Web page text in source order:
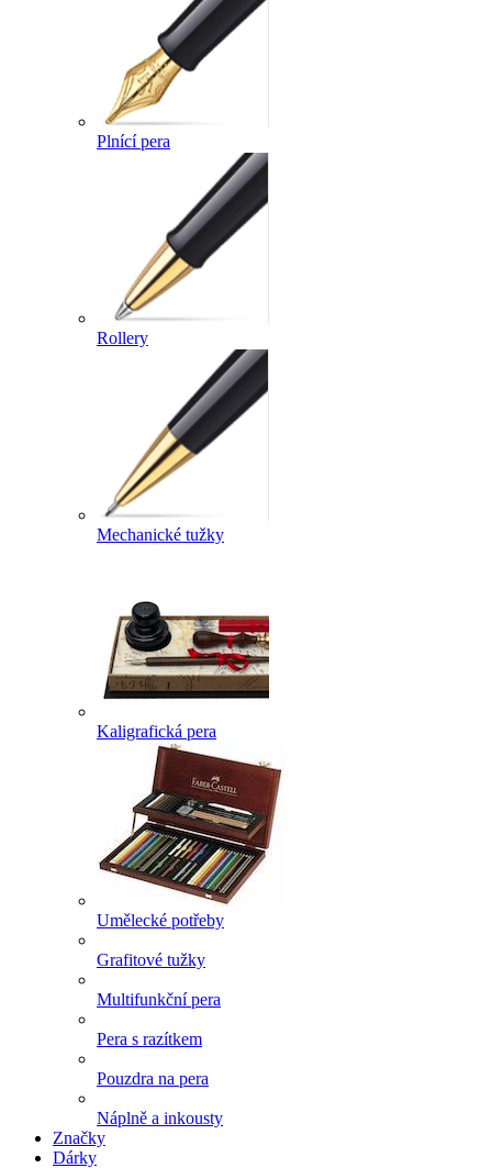
Plnící pera
Rollery
Mechanické tužky
Kaligrafická pera
Umělecké potřeby
Grafitové tužky
Multifunkční pera
Pera s razítkem
Pouzdra na pera
Náplně a inkousty
Značky
Dárky